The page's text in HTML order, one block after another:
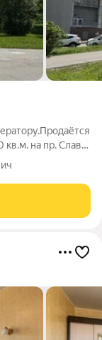
на пр. Славы,
обжитой
торговых